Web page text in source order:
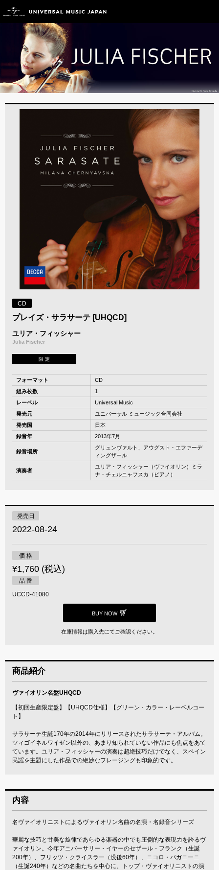
CD
プレイズ・サラサーテ [UHQCD]
ユリア・フィッシャー
Julia Fischer
限 定
フォーマット
CD
組み枚数
1
レーベル
Universal Music
発売元
ユニバーサル ミュージック合同会社
発売国
日本
録音年
2013年7月
録音場所
グリュンヴァルト、アウグスト・エファーデ
ィングザール
演奏者
ユリア・フィッシャー（ヴァイオリン）ミラ
ナ・チェルニャフスカ（ピアノ）
発売日
2022-08-24
価 格
¥1,760 (税込)
品 番
UCCD-41080
BUY NOW
在庫情報は購入先にてご確認ください。
商品紹介
ヴァイオリン名盤UHQCD
【初回生産限定盤】【UHQCD仕様】【グリーン・カラー・レーベルコー
ト】
サラサーテ生誕170年の2014年にリリースされたサラサーテ・アルバム。
ツィゴイネルワイゼン以外の、あまり知られていない作品にも焦点をあて
ています。ユリア・フィッシャーの演奏は超絶技巧だけでなく、スペイン
民謡を主題にした作品での絶妙なフレージングも印象的です。
内容
名ヴァイオリニストによるヴァイオリン名曲の名演・名録音シリーズ
華麗な技巧と甘美な旋律であらゆる楽器の中でも圧倒的な表現力を誇るヴ
ァイオリン。今年アニバーサリー・イヤーのセザール・フランク（生誕
200年）、フリッツ・クライスラー（没後60年）、ニコロ・パガニーニ
（生誕240年）などの名曲たちを中心に、トップ・ヴァイオリニストの演